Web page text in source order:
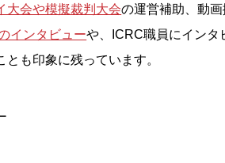
大会や模擬裁判大会の運営補助、動
インタビューや、ICRC職員にインタ
も印象に残っています。